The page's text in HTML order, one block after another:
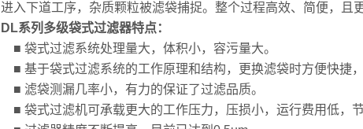
进入下道工序，杂质颗粒被滤袋捕捉。整个过程高效、简便，且
DL系列多级袋式过滤器特点：
■ 袋式过滤系统处理量大，体积小，容污量大。
■ 基于袋式过滤系统的工作原理和结构，更换滤袋时方便快捷
■ 滤袋测漏几率小，有力的保证了过滤品质。
■ 袋式过滤机可承载更大的工作压力，压损小，运行费用低，节